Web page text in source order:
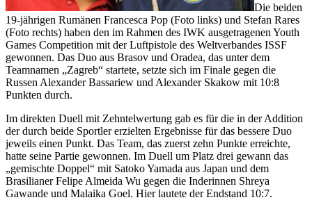
Die beiden
19-jährigen Rumänen Francesca Pop (Foto links) und Stefan Rares
(Foto rechts) haben den im Rahmen des IWK ausgetragenen Youth
Games Competition mit der Luftpistole des Weltverbandes ISSF
gewonnen. Das Duo aus Brasov und Oradea, das unter dem
Teamnamen „Zagreb“ startete, setzte sich im Finale gegen die
Russen Alexander Bassariew und Alexander Skakow mit 10:8
Punkten durch.
Im direkten Duell mit Zehntelwertung gab es für die in der Addition
der durch beide Sportler erzielten Ergebnisse für das bessere Duo
jeweils einen Punkt. Das Team, das zuerst zehn Punkte erreichte,
hatte seine Partie gewonnen. Im Duell um Platz drei gewann das
„gemischte Doppel“ mit Satoko Yamada aus Japan und dem
Brasilianer Felipe Almeida Wu gegen die Inderinnen Shreya
Gawande und Malaika Goel. Hier lautete der Endstand 10:7.